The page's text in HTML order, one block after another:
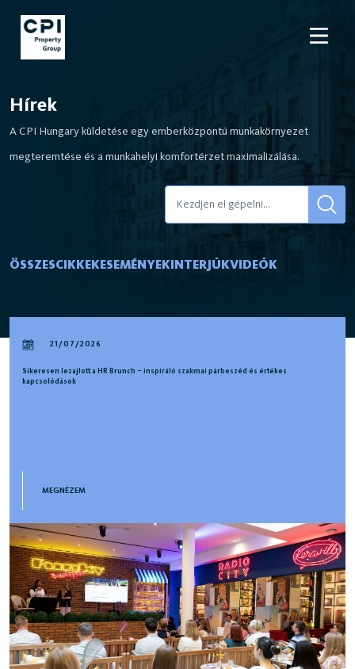
Hírek
A CPI Hungary küldetése egy emberközpontú munkakörnyezet
megteremtése és a munkahelyi komfortérzet maximalizálása.
ÖSSZESCIKKEKESEMÉNYEKINTERJÚKVIDEÓK
21/07/2026
Sikeresen lezajlott a HR Brunch – inspiráló szakmai párbeszéd és értékes
kapcsolódások
MEGNÉZEM